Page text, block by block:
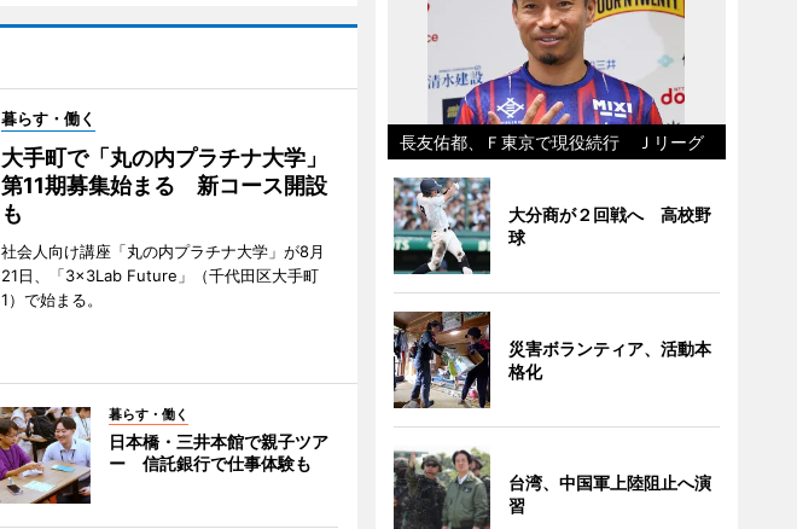
暮らす・働く
大手町で「丸の内プラチナ大学」
第11期募集始まる 新コース開設
も
社会人向け講座「丸の内プラチナ大学」が8月
21日、「3×3Lab Future」（千代田区大手町
1）で始まる。
暮らす・働く
日本橋・三井本館で親子ツア
ー 信託銀行で仕事体験も
長友佑都、Ｆ東京で現役続行 Ｊリーグ
大分商が２回戦へ 高校野
球
災害ボランティア、活動本
格化
台湾、中国軍上陸阻止へ演
習